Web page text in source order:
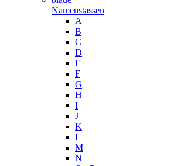
Namenstassen
A
B
C
D
E
F
G
H
I
J
K
L
M
N